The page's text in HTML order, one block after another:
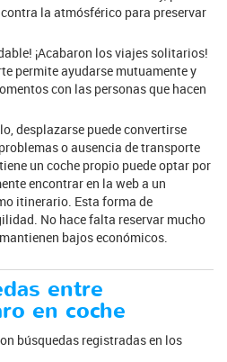
la atmósférico para preservar
¡Acabaron los viajes solitarios!
permite ayudarse mutuamente y
con las personas que hacen
desplazarse puede convertirse
o ausencia de transporte
un coche propio puede optar por
encontrar en la web a un
itinerario. Esta forma de
No hace falta reservar mucho
bajos económicos.
entre
en coche
búsquedas registradas en los